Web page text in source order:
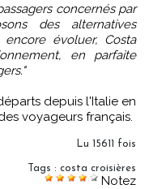
concernés par
des alternatives
évoluer, Costa
en parfaite
depuis l'Italie en
voyageurs français.
Lu 15611 fois
Tags : costa croisières
Notez